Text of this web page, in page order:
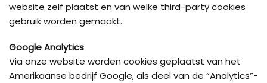
website zelf plaatst en van welke third-party cookies
gebruik worden gemaakt.
Google Analytics
Via onze website worden cookies geplaatst van het
Amerikaanse bedrijf Google, als deel van de “Analytics”-